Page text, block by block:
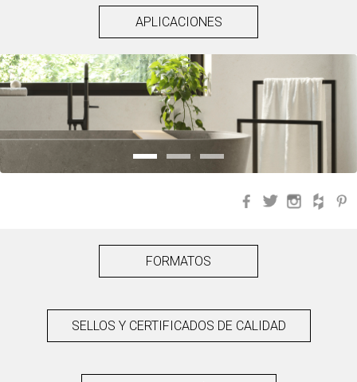
APLICACIONES
Facebook
Twitter
FORMATOS
SELLOS Y CERTIFICADOS DE CALIDAD